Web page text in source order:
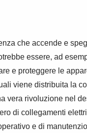
che accende e
essere, ad
e proteggere le
viene distribuita la
vera rivoluzione nel
di collegamenti
e di